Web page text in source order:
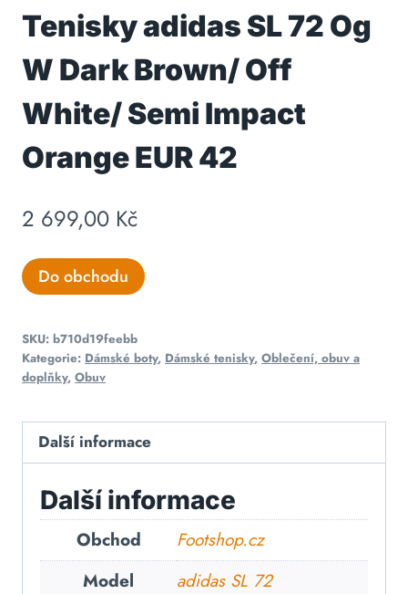
Tenisky adidas SL 72 Og
W Dark Brown/ Off
White/ Semi Impact
Orange EUR 42
2 699,00 Kč
Do obchodu
SKU: b710d19feebb
Kategorie: Dámské boty, Dámské tenisky, Oblečení, obuv a
doplňky, Obuv
Další informace
Další informace
Obchod
Footshop.cz
Model
adidas SL 72